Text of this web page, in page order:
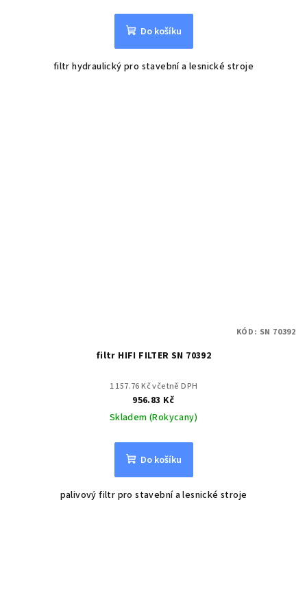
Do košíku
filtr hydraulický pro stavební a lesnické stroje
filtr HIFI FILTER SN 70392
1 157.76 Kč včetně DPH
956.83 Kč
Skladem (Rokycany)
Do košíku
palivový filtr pro stavební a lesnické stroje
KÓD: SN 70392